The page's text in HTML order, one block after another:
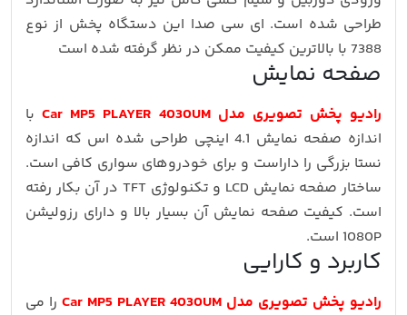
طراحی شده است. ای سی صدا این دستگاه پخش از نوع
7388 با بالاترین کیفیت ممکن در نظر گرفته شده است
صفحه نمایش
رادیو پخش تصویری مدل Car MP5 PLAYER 4030UM
با
اندازه صفحه نمایش 4.1 اینچی طراحی شده اس که اندازه
نستا بزرگی را داراست و برای خودروهای سواری کافی است.
ساختار صفحه نمایش LCD و تکنولوژی TFT در آن بکار رفته
است. کیفیت صفحه نمایش آن بسیار بالا و دارای رزولیشن
1080P است.
کاربرد و کارایی
رادیو پخش تصویری مدل Car MP5 PLAYER 4030UM
را می